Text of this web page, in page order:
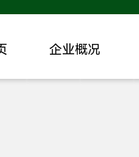
企业概况